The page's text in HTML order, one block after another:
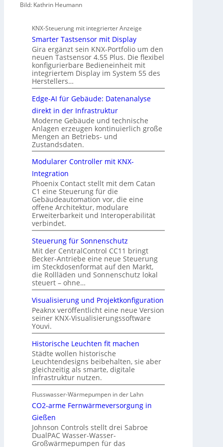
Bild: Kathrin Heumann
KNX-Steuerung mit integrierter Anzeige
Smarter Tastsensor mit Display
Gira ergänzt sein KNX-Portfolio um den
neuen Tastsensor 4.55 Plus. Die flexibel
konfigurierbare Bedieneinheit mit
integriertem Display im System 55 des
Herstellers…
Edge-AI für Gebäude: Datenanalyse
direkt in der Infrastruktur
Moderne Gebäude und technische
Anlagen erzeugen kontinuierlich große
Mengen an Betriebs- und
Zustandsdaten.
Modularer Controller mit KNX-
Integration
Phoenix Contact stellt mit dem Catan
C1 eine Steuerung für die
Gebäudeautomation vor, die eine
offene Architektur, modulare
Erweiterbarkeit und Interoperabilität
verbindet.
Steuerung für Sonnenschutz
Mit der CentralControl CC11 bringt
Becker-Antriebe eine neue Steuerung
im Steckdosenformat auf den Markt,
die Rollläden und Sonnenschutz lokal
steuert – ohne…
Visualisierung und Projektkonfiguration
Peaknx veröffentlicht eine neue Version
seiner KNX-Visualisierungssoftware
Youvi.
Historische Leuchten fit machen
Städte wollen historische
Leuchtendesigns beibehalten, sie aber
gleichzeitig als smarte, digitale
Infrastruktur nutzen.
Flusswasser-Wärmepumpen in der Lahn
CO2-arme Fernwärmeversorgung in
Gießen
Johnson Controls stellt drei Sabroe
DualPAC Wasser-Wasser-
Großwärmepumpen für das